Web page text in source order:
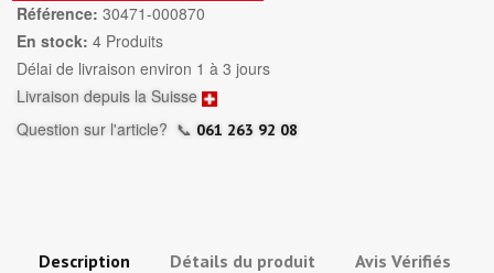
Référence: 30471-000870
En stock: 4 Produits
Délai de livraison environ 1 à 3 jours
Livraison depuis la Suisse
Question sur l'article? 📞 061 263 92 08
Description Détails du produit Avis Vérifiés